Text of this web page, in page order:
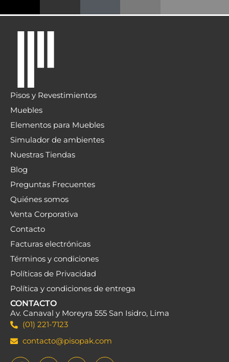
Pisos y Revestimientos
Muebles
Elementos para Muebles
Simulador de ambientes
Nuestras Tiendas
Blog
Preguntas Frecuentes
Quiénes somos
Venta Corporativa
Contacto
Facturas electrónicas
Términos y condiciones
Políticas de Privacidad
Política y condiciones de entrega
CONTACTO
Av. Canaval y Moreyra 555 San Isidro, Lima
(01) 221-7123
contacto@pisopak.com